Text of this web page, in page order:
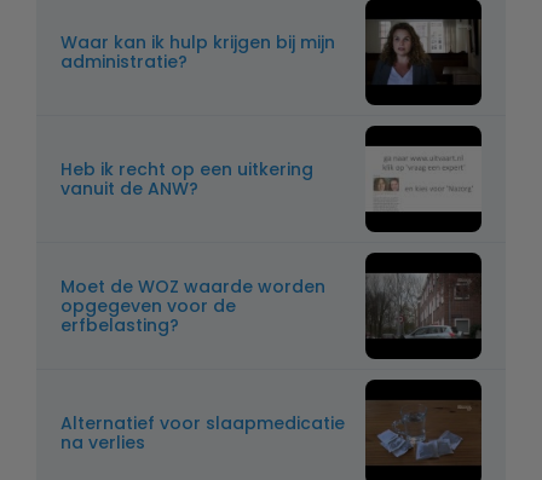
Waar kan ik hulp krijgen bij mijn
administratie?
Heb ik recht op een uitkering
vanuit de ANW?
Moet de WOZ waarde worden
opgegeven voor de
erfbelasting?
Alternatief voor slaapmedicatie
na verlies